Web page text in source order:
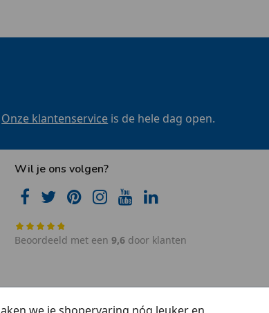
Onze klantenservice is de hele dag open.
Wil je ons volgen?
Beoordeeld met een 9,6door klanten